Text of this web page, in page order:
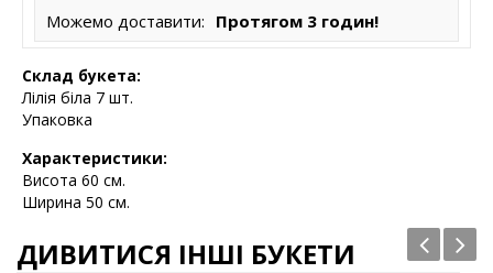
Можемо доставити: Протягом 3 годин!
Склад букета:
Лілія біла 7 шт.
Упаковка
Характеристики:
Висота 60 см.
Ширина 50 см.
ДИВИТИСЯ ІНШІ БУКЕТИ